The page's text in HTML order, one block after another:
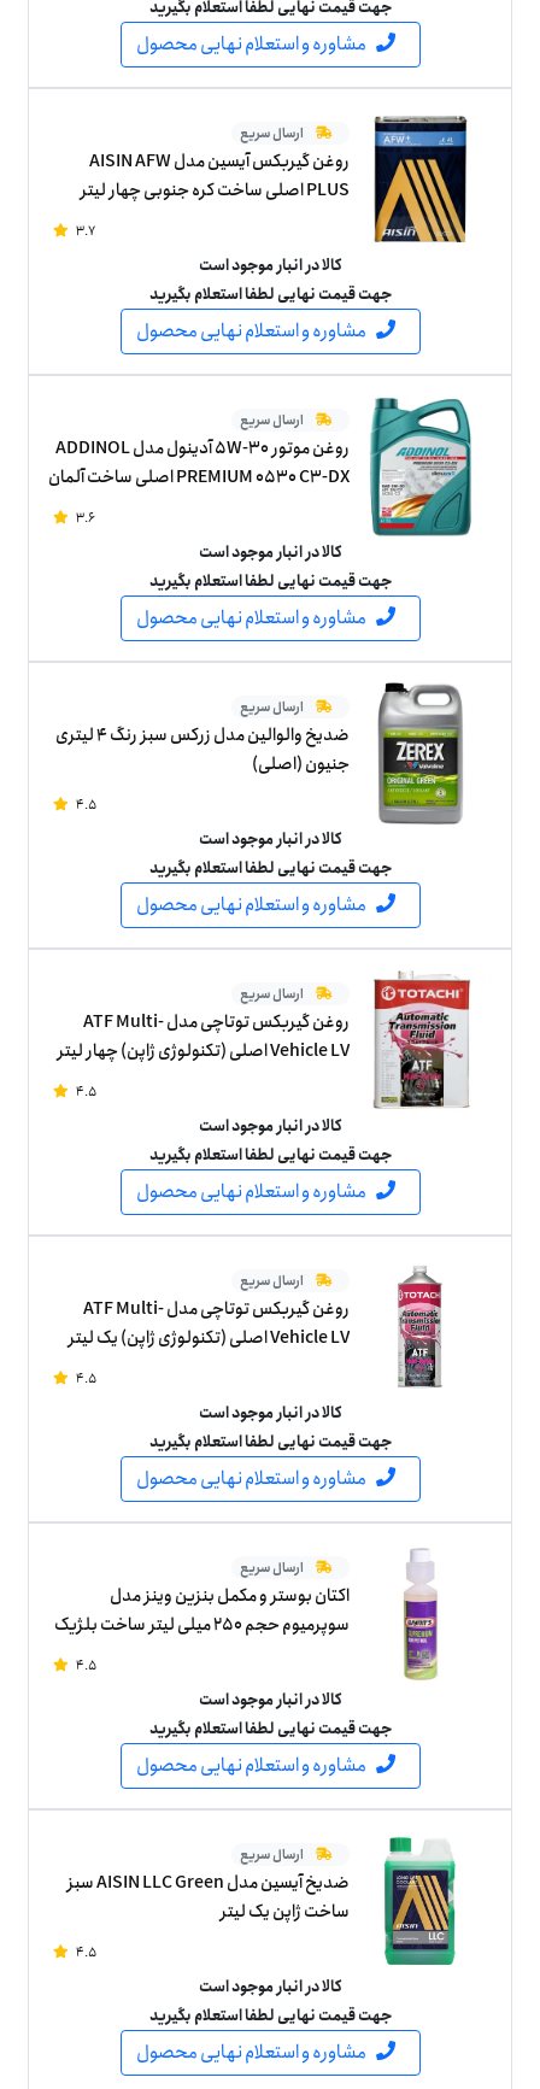
جهت قیمت نهایی لطفا استعلام بگیرید
مشاوره و استعلام نهایی محصول
ارسال سریع
روغن گیربکس آیسین مدل AISIN AFW
PLUS اصلی ساخت کره جنوبی چهار لیتر
3.7
کالا در انبار موجود است
جهت قیمت نهایی لطفا استعلام بگیرید
مشاوره و استعلام نهایی محصول
ارسال سریع
روغن موتور 5W-30 آدینول مدل ADDINOL
PREMIUM 0530 C3-DX اصلی ساخت آلمان
3.6
کالا در انبار موجود است
جهت قیمت نهایی لطفا استعلام بگیرید
مشاوره و استعلام نهایی محصول
ارسال سریع
ضدیخ والوالین مدل زرکس سبز رنگ 4 لیتری
جنیون (اصلی)
4.5
کالا در انبار موجود است
جهت قیمت نهایی لطفا استعلام بگیرید
مشاوره و استعلام نهایی محصول
ارسال سریع
روغن گیربکس توتاچی مدل ATF Multi-
Vehicle LV اصلی (تکنولوژی ژاپن) چهار لیتر
4.5
کالا در انبار موجود است
جهت قیمت نهایی لطفا استعلام بگیرید
مشاوره و استعلام نهایی محصول
ارسال سریع
روغن گیربکس توتاچی مدل ATF Multi-
Vehicle LV اصلی (تکنولوژی ژاپن) یک لیتر
4.5
کالا در انبار موجود است
جهت قیمت نهایی لطفا استعلام بگیرید
مشاوره و استعلام نهایی محصول
ارسال سریع
اکتان بوستر و مکمل بنزین وینز مدل
سوپرمیوم حجم 250 میلی لیتر ساخت بلژیک
4.5
کالا در انبار موجود است
جهت قیمت نهایی لطفا استعلام بگیرید
مشاوره و استعلام نهایی محصول
ارسال سریع
ضدیخ آیسین مدل AISIN LLC Green سبز
ساخت ژاپن یک لیتر
4.5
کالا در انبار موجود است
جهت قیمت نهایی لطفا استعلام بگیرید
مشاوره و استعلام نهایی محصول